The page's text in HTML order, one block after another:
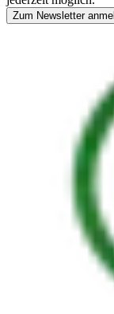
Zum Newsletter